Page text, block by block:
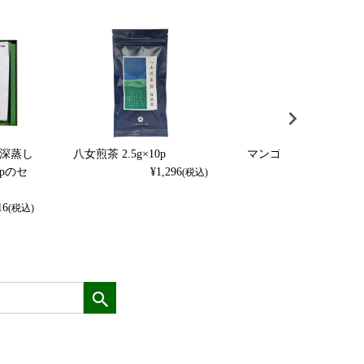
蒸し
のセ
(税込)
八女煎茶 2.5g×10p
¥1,296(税込)
マンゴー 2.5g×8p(袋)